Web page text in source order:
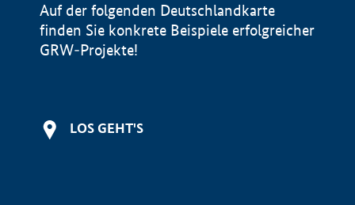
Auf der folgenden Deutschlandkarte
finden Sie konkrete Beispiele erfolgreicher
GRW-Projekte!
LOS GEHT'S